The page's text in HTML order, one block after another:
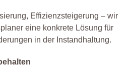
Effizienzsteigerung – wir
eine konkrete Lösung für
in der Instandhaltung.